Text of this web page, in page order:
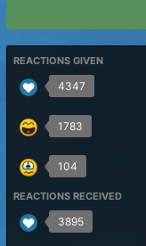
REACTIONS GIVEN
4347
1783
104
REACTIONS RECEIVED
3895